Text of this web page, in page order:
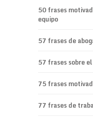
50 frases
equipo
57 frases de
57 frases sobre
75 frases
77 frases de